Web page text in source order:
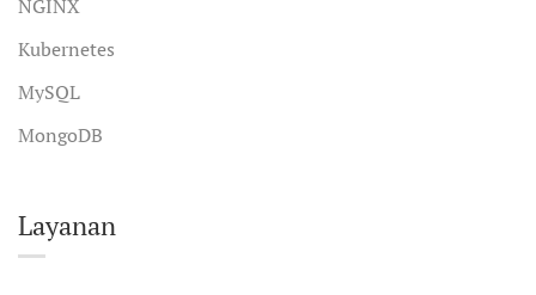
NGINX
Kubernetes
MySQL
MongoDB
Layanan